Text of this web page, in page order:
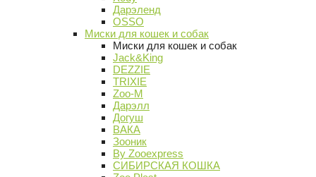
Дарэленд
OSSO
Миски для кошек и собак
Миски для кошек и собак
Jack&King
DEZZIE
TRIXIE
Zoo-M
Дарэлл
Догуш
ВАКА
Зооник
By Zooexpress
СИБИРСКАЯ КОШКА